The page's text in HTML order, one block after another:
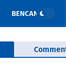
BENCANA